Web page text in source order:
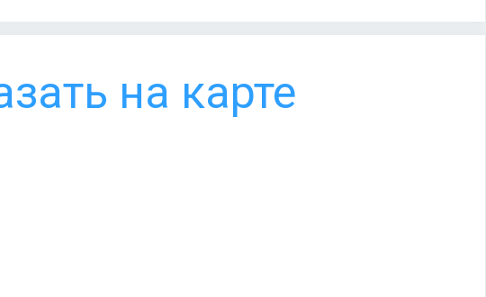
на карте